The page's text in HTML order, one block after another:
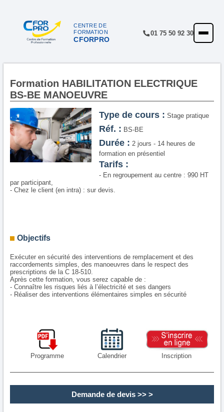
CENTRE DE
FORMATION
CFORPRO
01 75 50 92 30
ACCUEIL
CENTRE
NOTRE OFFRE
FINANCEMENT
Formation HABILITATION ELECTRIQUE
BS-BE MANOEUVRE
Type de cours : Stage pratique
Réf. : BS-BE
Durée : 2 jours - 14 heures de
formation en présentiel
Tarifs :
- En regroupement au centre : 990 HT
par participant,
- Chez le client (en intra) : sur devis.
Objectifs
Exécuter en sécurité des interventions de remplacement et des
raccordements simples, des manoeuvres dans le respect des
prescriptions de la C 18-510.
Après cette formation, vous serez capable de :
- Connaître les risques liés à l’électricité et ses dangers
- Réaliser des interventions élémentaires simples en sécurité
Programme Calendrier Inscription
Demande de devis>> >